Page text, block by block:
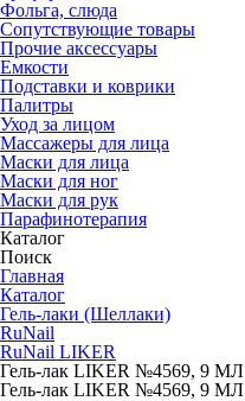
Фольга, слюда
Сопутствующие товары
Прочие аксессуары
Емкости
Подставки и коврики
Палитры
Уход за лицом
Массажеры для лица
Маски для лица
Маски для ног
Маски для рук
Парафино­терапия
Каталог
Поиск
Главная
Каталог
Гель-лаки (Шеллаки)
RuNail
RuNail LIKER
Гель-лак LIKER №4569, 9 МЛ
Гель-лак LIKER №4569, 9 МЛ